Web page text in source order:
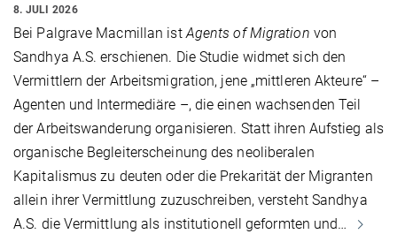
8. JULI 2026
Bei Palgrave Macmillan istAgents of Migration von
Sandhya A.S. erschienen. Die Studie widmet sich den
Vermittlern der Arbeitsmigration, jene „mittleren Akteure“ –
Agenten und Intermediäre –, die einen wachsenden Teil
der Arbeitswanderung organisieren. Statt ihren Aufstieg als
organische Begleiterscheinung des neoliberalen
Kapitalismus zu deuten oder die Prekarität der Migranten
allein ihrer Vermittlung zuzuschreiben, versteht Sandhya
A.S. die Vermittlung als institutionell geformten und…